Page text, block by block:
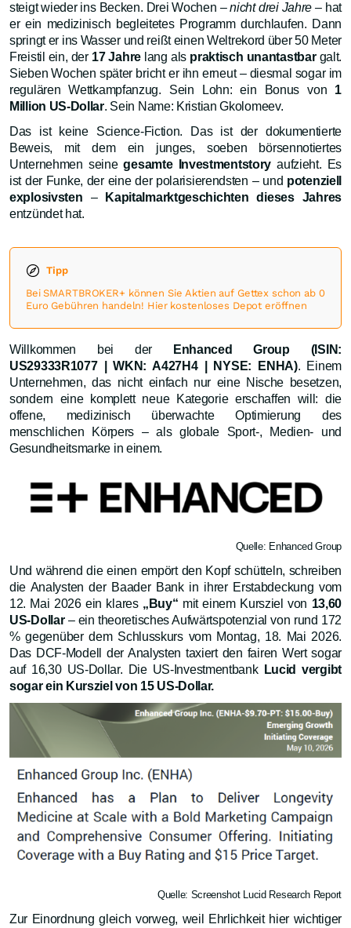
steigt wieder ins Becken. Drei Wochen – nicht drei Jahre –hat
er ein medizinisch begleitetes Programm durchlaufen. Dann
springt er ins Wasser und reißt einen Weltrekord über 50 Meter
Freistil ein, der 17 Jahrelang als praktisch unantastbargalt.
Sieben Wochen später bricht er ihn erneut – diesmal sogar im
regulären Wettkampfanzug. Sein Lohn: ein Bonus von 1
Million US-Dollar. Sein Name: Kristian Gkolomeev.
Das ist keine Science-Fiction. Das ist der dokumentierte
Beweis, mit dem ein junges, soeben börsennotiertes
Unternehmen seinegesamte Investmentstory aufzieht. Es
ist der Funke, der eine der polarisierendsten – und potenziell
explosivsten –
Kapitalmarktgeschichten dieses Jahres
entzündet hat.
Tipp
Bei SMARTBROKER+ können Sie Aktien auf Gettex schon ab 0
Euro Gebühren handeln! Hier kostenloses Depot eröffnen
Willkommen bei der
Enhanced Group (ISIN:
US29333R1077 | WKN: A427H4 | NYSE: ENHA). Einem
Unternehmen, das nicht einfach nur eine Nische besetzen,
sondern eine komplett neue Kategorie erschaffen will: die
offene, medizinisch überwachte Optimierung des
menschlichen Körpers – als globale Sport-, Medien- und
Gesundheitsmarke in einem.
Quelle: Enhanced Group
Und während die einen empört den Kopf schütteln, schreiben
die Analysten der Baader Bank in ihrer Erstabdeckung vom
12. Mai 2026 ein klares „Buy“ mit einem Kursziel von 13,60
US-Dollar– ein theoretisches Aufwärtspotenzial von rund 172
% gegenüber dem Schlusskurs vom Montag, 18. Mai 2026.
Das DCF-Modell der Analysten taxiert den fairen Wert sogar
auf 16,30 US-Dollar. Die US-Investmentbank Lucid vergibt
sogar ein Kursziel von 15 US-Dollar.
Quelle: Screenshot Lucid Research Report
Zur Einordnung gleich vorweg, weil Ehrlichkeit hier wichtiger